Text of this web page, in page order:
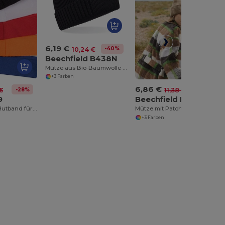
-28%
Abnehmbares Hutband für Vielseitige Styles
6,19 € 10,24 € -40%
Beechfield B438N
+3 Farben
6,86 € 11,38 €
Beechfield B330R
+3 Farben